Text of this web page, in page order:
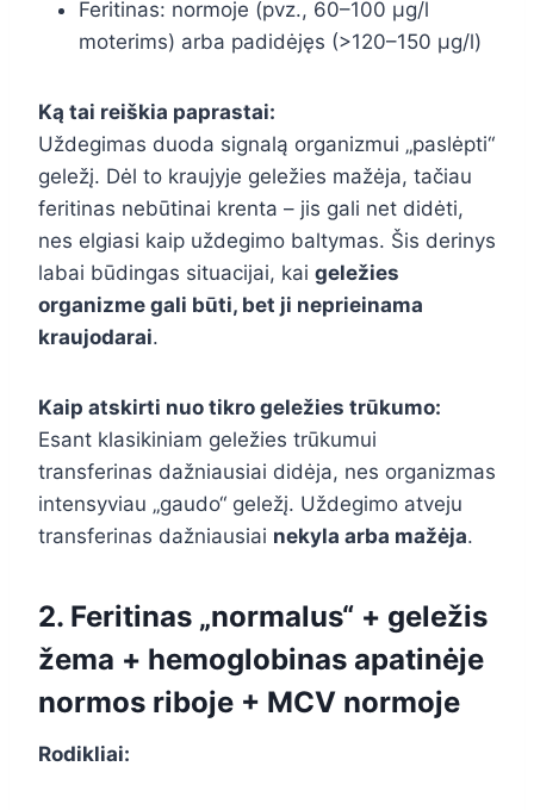
Feritinas: normoje (pvz., 60–100 µg/l
moterims) arba padidėjęs (>120–150 µg/l)
Ką tai reiškia paprastai:
Uždegimas duoda signalą organizmui „paslėpti“
geležį. Dėl to kraujyje geležies mažėja, tačiau
feritinas nebūtinai krenta – jis gali net didėti,
nes elgiasi kaip uždegimo baltymas. Šis derinys
labai būdingas situacijai, kai geležies
organizme gali būti, bet ji neprieinama
kraujodarai.
Kaip atskirti nuo tikro geležies trūkumo:
Esant klasikiniam geležies trūkumui
transferinas dažniausiai didėja, nes organizmas
intensyviau „gaudo“ geležį. Uždegimo atveju
transferinas dažniausiai nekyla arba mažėja.
2. Feritinas „normalus“ + geležis
žema + hemoglobinas apatinėje
normos riboje + MCV normoje
Rodikliai: